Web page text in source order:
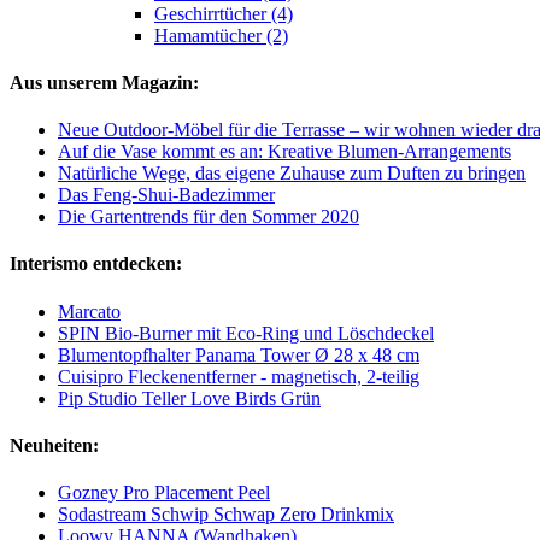
Geschirrtücher (4)
Hamamtücher (2)
Aus unserem Magazin:
Neue Outdoor-Möbel für die Terrasse – wir wohnen wieder
Auf die Vase kommt es an: Kreative Blumen-Arrangements
Natürliche Wege, das eigene Zuhause zum Duften zu bringen
Das Feng-Shui-Badezimmer
Die Gartentrends für den Sommer 2020
Interismo entdecken:
Marcato
SPIN Bio-Burner mit Eco-Ring und Löschdeckel
Blumentopfhalter Panama Tower Ø 28 x 48 cm
Cuisipro Fleckenentferner - magnetisch, 2-teilig
Pip Studio Teller Love Birds Grün
Neuheiten:
Gozney Pro Placement Peel
Sodastream Schwip Schwap Zero Drinkmix
Loowy HANNA (Wandhaken)